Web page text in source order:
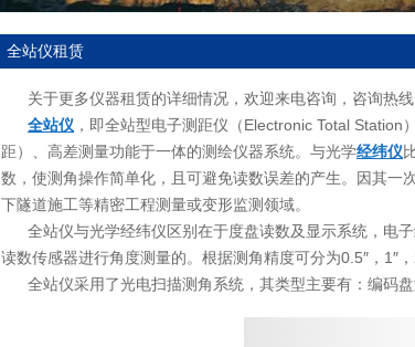
全站仪租赁
关于更多仪器租赁的详细情况，欢迎来电咨询，咨询热
全站仪 ，即全站型电子测距仪（Electronic Total
距）、高差测量功能于一体的测绘仪器系统。与光学经纬仪
数，使测角操作简单化，且可避免读数误差的产生。因其
下隧道施工等精密工程测量或变形监测领域。
全站仪与光学经纬仪区别在于度盘读数及显示系统，电
读数传感器进行角度测量的。根据测角精度可分为0.5″，1″，
全站仪采用了光电扫描测角系统，其类型主要有：编码